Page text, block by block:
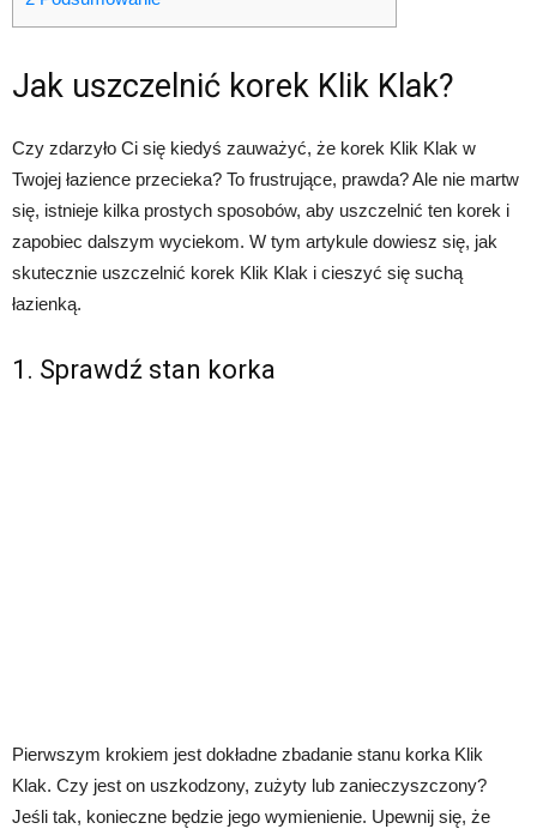
Jak uszczelnić korek Klik Klak?
Czy zdarzyło Ci się kiedyś zauważyć, że korek Klik Klak w
Twojej łazience przecieka? To frustrujące, prawda? Ale nie martw
się, istnieje kilka prostych sposobów, aby uszczelnić ten korek i
zapobiec dalszym wyciekom. W tym artykule dowiesz się, jak
skutecznie uszczelnić korek Klik Klak i cieszyć się suchą
łazienką.
1. Sprawdź stan korka
Pierwszym krokiem jest dokładne zbadanie stanu korka Klik
Klak. Czy jest on uszkodzony, zużyty lub zanieczyszczony?
Jeśli tak, konieczne będzie jego wymienienie. Upewnij się, że